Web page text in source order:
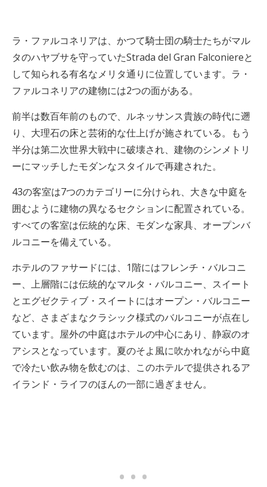
ラ・ファルコネリアは、かつて騎士団の騎士たちがマル
タのハヤブサを守っていたStrada del Gran Falconiereと
して知られる有名なメリタ通りに位置しています。ラ・
ファルコネリアの建物には2つの面がある。
前半は数百年前のもので、ルネッサンス貴族の時代に遡
り、大理石の床と芸術的な仕上げが施されている。もう
半分は第二次世界大戦中に破壊され、建物のシンメトリ
ーにマッチしたモダンなスタイルで再建された。
43の客室は7つのカテゴリーに分けられ、大きな中庭を
囲むように建物の異なるセクションに配置されている。
すべての客室は伝統的な床、モダンな家具、オープンバ
ルコニーを備えている。
ホテルのファサードには、1階にはフレンチ・バルコニ
ー、上層階には伝統的なマルタ・バルコニー、スイート
とエグゼクティブ・スイートにはオープン・バルコニー
など、さまざまなクラシック様式のバルコニーが点在し
ています。屋外の中庭はホテルの中心にあり、静寂のオ
アシスとなっています。夏のそよ風に吹かれながら中庭
で冷たい飲み物を飲むのは、このホテルで提供されるア
イランド・ライフのほんの一部に過ぎません。